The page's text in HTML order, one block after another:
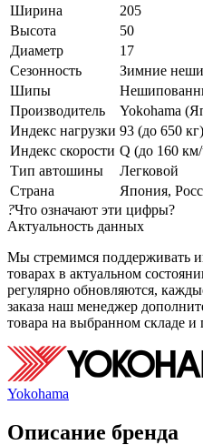
Ширина
205
Высота
50
Диаметр
17
Сезонность
Зимние
Шипы
Производитель
Yokohama
Индекс нагрузки 93 (до 650 кг)
Индекс скорости Q (до 160
Тип автошины
Легковой
Страна
Япония,
?Что означают эти цифры?
Актуальность данных
Мы стремимся поддерживать
товарах в актуальном
регулярно обновляются,
заказа наш менеджер
товара на выбранном складе
Yokohama
Описание бренда